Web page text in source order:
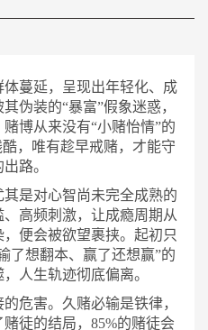
蔓延，呈现出年轻化、成
其伪装的“暴富”假象迷惑，
博从来没有“小赌怡情”的
，唯有趁早戒赌，才能守
路。
是对心智尚未完全成熟的
高频刺激，让成瘾周期从
便会被欲望裹挟。起初只
了想翻本、赢了还想赢”的
人生轨迹彻底偏离。
危害。久赌必输是铁律，
徒的结局， 85%的赌徒会